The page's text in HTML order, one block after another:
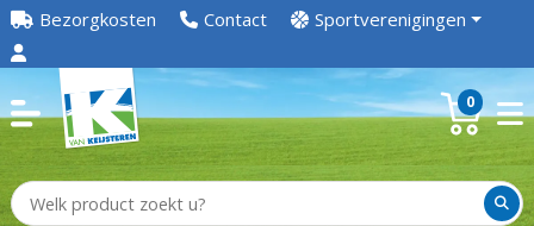
Bezorgkosten Contact Sportverenigingen
0